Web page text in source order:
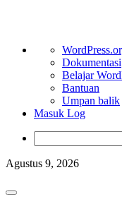
Tentang
WordPressDokumentasi
Belajar
Bantuan
Umpan balik
Masuk Log
Skip
content
Agustus 9, 2026
Primary